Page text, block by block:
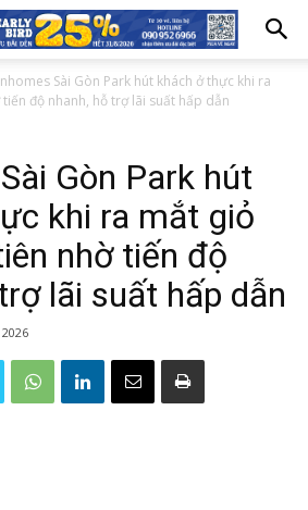
Sài Gòn Park hút khách ở thực khi ra
độ nhanh, hỗ trợ lãi suất hấp dẫn
Gòn Park hút
khi ra mắt giỏ
nhờ tiến độ
lãi suất hấp dẫn